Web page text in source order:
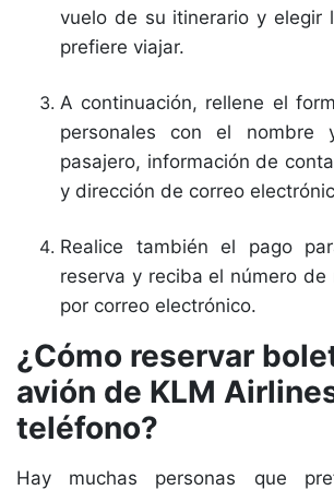
vuelo de su itinerario y elegir
prefiere viajar.
A continuación, rellene el
personales con el nombre
pasajero, información de
y dirección de correo
Realice también el pago
reserva y reciba el número de
por correo electrónico.
¿Cómo reservar
avión de KLM
teléfono?
Hay muchas personas que